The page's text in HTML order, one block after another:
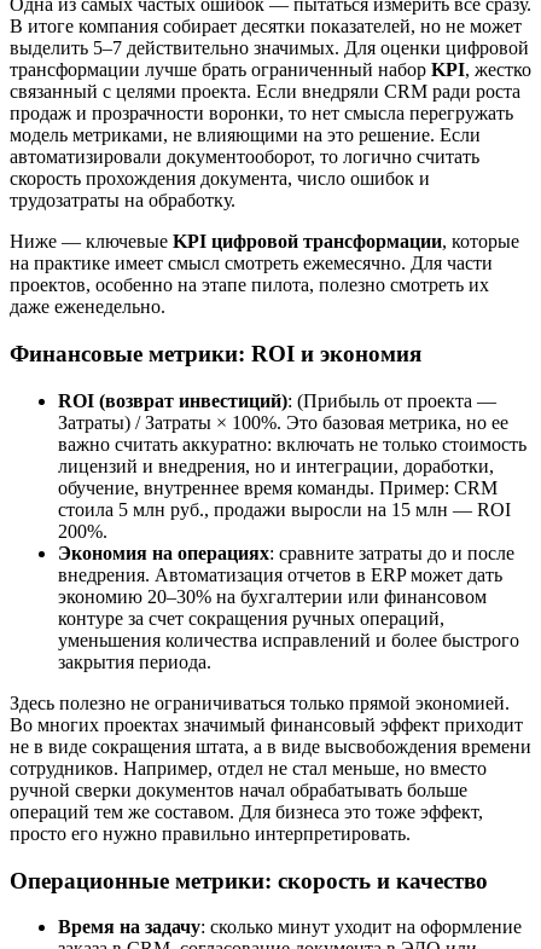
Одна из самых частых ошибок — пытаться измерить все сразу.
В итоге компания собирает десятки показателей, но не может
выделить 5–7 действительно значимых. Для оценки цифровой
трансформации лучше брать ограниченный набор KPI, жестко
связанный с целями проекта. Если внедряли CRM ради роста
продаж и прозрачности воронки, то нет смысла перегружать
модель метриками, не влияющими на это решение. Если
автоматизировали документооборот, то логично считать
скорость прохождения документа, число ошибок и
трудозатраты на обработку.
Ниже — ключевые KPI цифровой трансформации, которые
на практике имеет смысл смотреть ежемесячно. Для части
проектов, особенно на этапе пилота, полезно смотреть их
даже еженедельно.
Финансовые метрики: ROI и экономия
ROI (возврат инвестиций): (Прибыль от проекта —
Затраты) / Затраты × 100%. Это базовая метрика, но ее
важно считать аккуратно: включать не только стоимость
лицензий и внедрения, но и интеграции, доработки,
обучение, внутреннее время команды. Пример: CRM
стоила 5 млн руб., продажи выросли на 15 млн — ROI
200%.
Экономия на операциях: сравните затраты до и после
внедрения. Автоматизация отчетов в ERP может дать
экономию 20–30% на бухгалтерии или финансовом
контуре за счет сокращения ручных операций,
уменьшения количества исправлений и более быстрого
закрытия периода.
Здесь полезно не ограничиваться только прямой экономией.
Во многих проектах значимый финансовый эффект приходит
не в виде сокращения штата, а в виде высвобождения времени
сотрудников. Например, отдел не стал меньше, но вместо
ручной сверки документов начал обрабатывать больше
операций тем же составом. Для бизнеса это тоже эффект,
просто его нужно правильно интерпретировать.
Операционные метрики: скорость и качество
Время на задачу: сколько минут уходит на оформление